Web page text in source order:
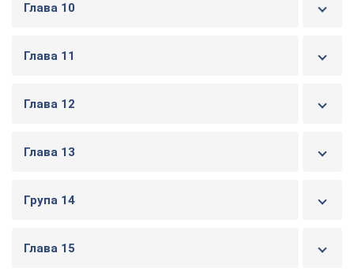
Глава 10
Глава 11
Глава 12
Глава 13
Група 14
Глава 15